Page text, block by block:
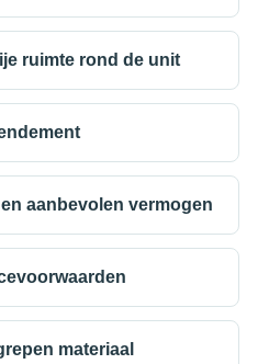
ruimte rond de unit
aanbevolen vermogen
materiaal